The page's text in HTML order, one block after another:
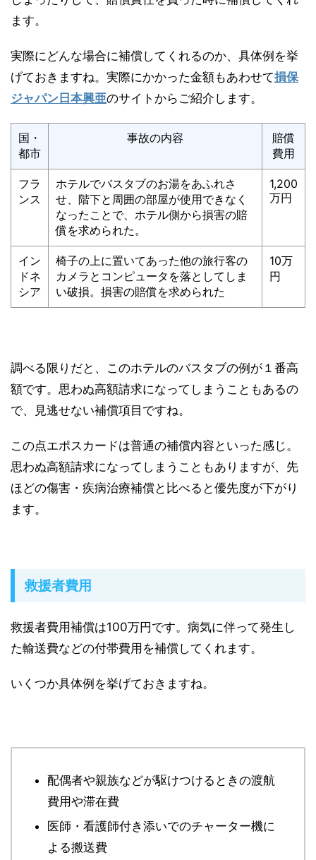
ます。
実際にどんな場合に補償してくれるのか、具体例を挙
げておきますね。実際にかかった金額もあわせて損保
ジャパン日本興亜のサイトからご紹介します。
国・
都市
事故の内容
賠償
費用
フラ
ンス
ホテルでバスタブのお湯をあふれさ
せ、階下と周囲の部屋が使用できなく
なったことで、ホテル側から損害の賠
償を求められた。
1,200
万円
イン
ドネ
シア
椅子の上に置いてあった他の旅行客の
カメラとコンピュータを落としてしま
い破損。損害の賠償を求められた
10万
円
調べる限りだと、このホテルのバスタブの例が１番高
額です。思わぬ高額請求になってしまうこともあるの
で、見逃せない補償項目ですね。
この点エポスカードは普通の補償内容といった感じ。
思わぬ高額請求になってしまうこともありますが、先
ほどの傷害・疾病治療補償と比べると優先度が下がり
ます。
救援者費用
救援者費用補償は100万円です。病気に伴って発生し
た輸送費などの付帯費用を補償してくれます。
いくつか具体例を挙げておきますね。
配偶者や親族などが駆けつけるときの渡航
費用や滞在費
医師・看護師付き添いでのチャーター機に
よる搬送費